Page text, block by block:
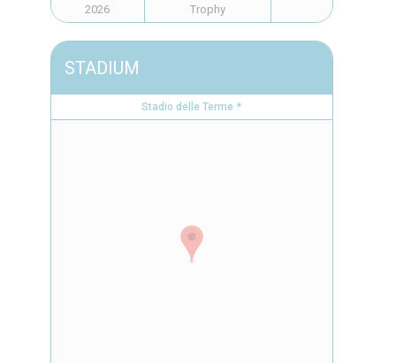
2026
Trophy
STADIUM
Stadio delle Terme *